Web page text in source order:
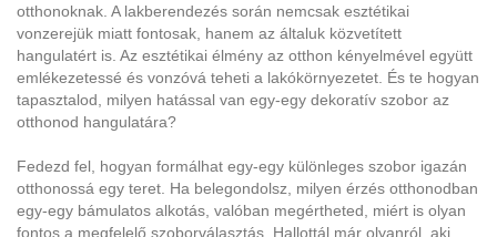
otthonoknak. A lakberendezés során nemcsak esztétikai
vonzerejük miatt fontosak, hanem az általuk közvetített
hangulatért is. Az esztétikai élmény az otthon kényelmével együtt
emlékezetessé és vonzóvá teheti a lakókörnyezetet. És te hogyan
tapasztalod, milyen hatással van egy-egy dekoratív szobor az
otthonod hangulatára?
Fedezd fel, hogyan formálhat egy-egy különleges szobor igazán
otthonossá egy teret. Ha belegondolsz, milyen érzés otthonodban
egy-egy bámulatos alkotás, valóban megértheted, miért is olyan
fontos a megfelelő szoborválasztás. Hallottál már olyanról, aki